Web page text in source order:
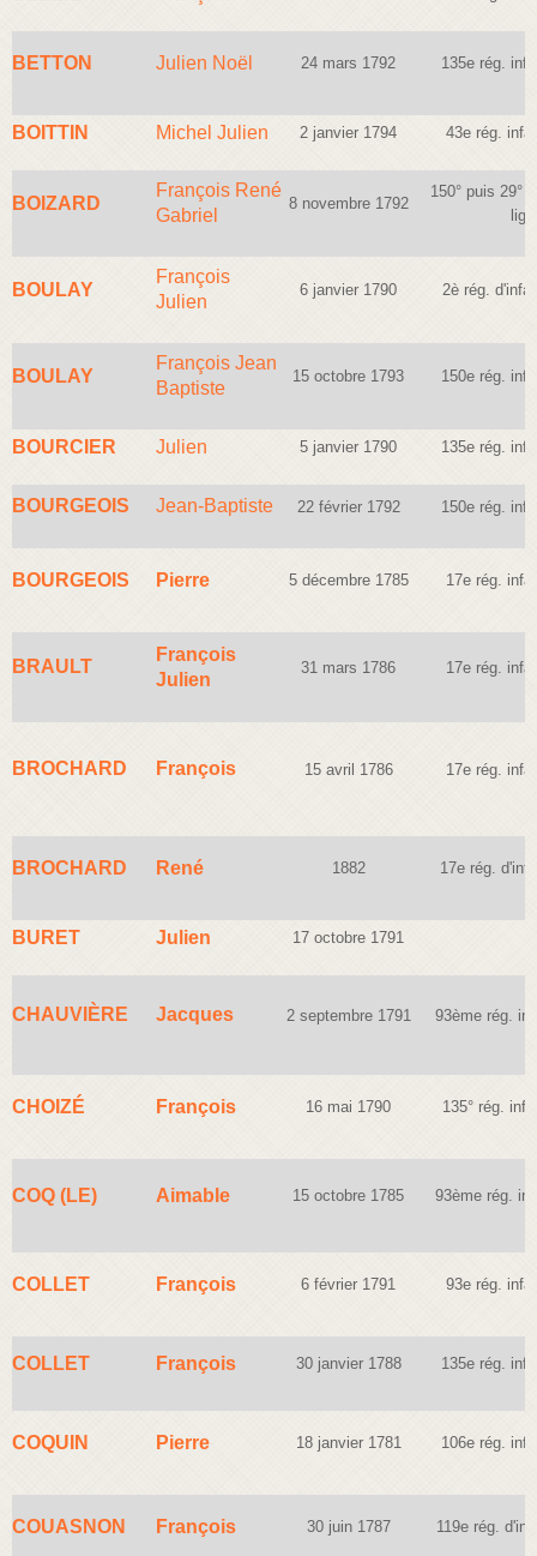
BETTON Julien Noël 24 mars 1792 135e rég.
BOITTIN Michel Julien 2 janvier 1794 43e rég.
BOIZARD
François René
Gabriel
8 novembre 1792
150° puis 29°
BOULAY
François
Julien
6 janvier 1790 2è rég.
BOULAY
François Jean
Baptiste
15 octobre 1793 150e rég.
BOURCIER Julien 5 janvier 1790 135e rég.
BOURGEOIS Jean-Baptiste 22 février 1792 150e rég.
BOURGEOIS Pierre 5 décembre 1785 17e rég.
BRAULT
François
Julien
31 mars 1786 17e rég.
BROCHARD François 15 avril 1786 17e rég.
BROCHARD René 1882 17e rég.
BURET Julien 17 octobre 1791
CHAUVIÈRE Jacques 2 septembre 1791 93ème rég.
CHOIZÉ François 16 mai 1790 135° rég.
COQ (LE) Aimable 15 octobre 1785 93ème rég.
COLLET François 6 février 1791 93e rég.
COLLET François 30 janvier 1788 135e rég.
COQUIN Pierre 18 janvier 1781 106e rég.
COUASNON François 30 juin 1787 119e rég.